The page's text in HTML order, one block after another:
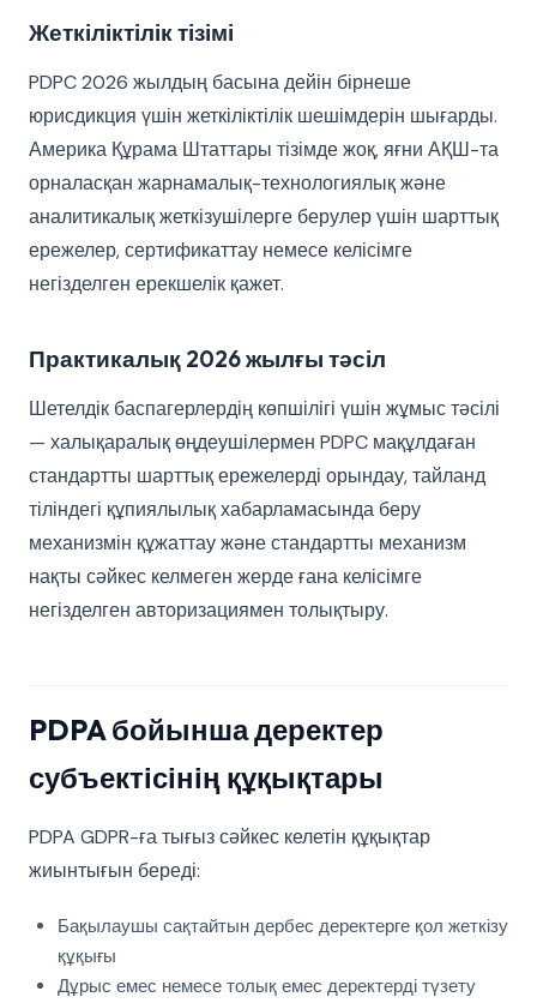
Жеткіліктілік тізімі
PDPC 2026 жылдың басына дейін бірнеше
юрисдикция үшін жеткіліктілік шешімдерін шығарды.
Америка Құрама Штаттары тізімде жоқ, яғни АҚШ-та
орналасқан жарнамалық-технологиялық және
аналитикалық жеткізушілерге берулер үшін шарттық
ережелер, сертификаттау немесе келісімге
негізделген ерекшелік қажет.
Практикалық 2026 жылғы тәсіл
Шетелдік баспагерлердің көпшілігі үшін жұмыс тәсілі
— халықаралық өңдеушілермен PDPC мақұлдаған
стандартты шарттық ережелерді орындау, тайланд
тіліндегі құпиялылық хабарламасында беру
механизмін құжаттау және стандартты механизм
нақты сәйкес келмеген жерде ғана келісімге
негізделген авторизациямен толықтыру.
PDPA бойынша деректер
субъектісінің құқықтары
PDPA GDPR-ға тығыз сәйкес келетін құқықтар
жиынтығын береді:
Бақылаушы сақтайтын дербес деректерге қол жеткізу
құқығы
Дұрыс емес немесе толық емес деректерді түзету